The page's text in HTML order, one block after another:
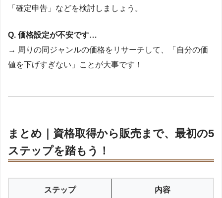
「確定申告」などを検討しましょう。
Q. 価格設定が不安です…
→ 周りの同ジャンルの価格をリサーチして、「自分の価
値を下げすぎない」ことが大事です！
まとめ｜資格取得から販売まで、最初の5
ステップを踏もう！
ステップ 内容